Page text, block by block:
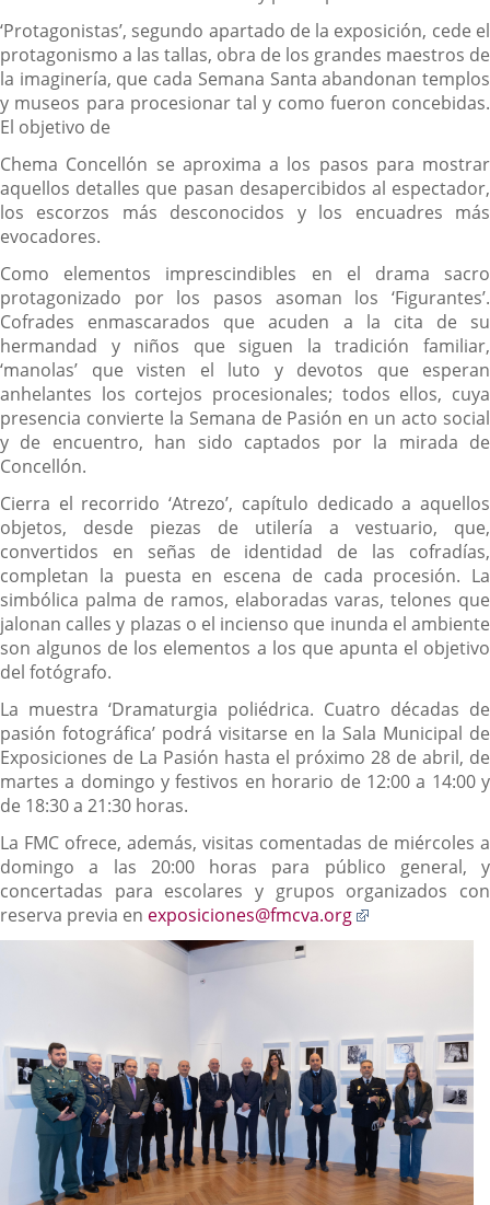
‘Protagonistas’, segundo apartado de la exposición, cede el
protagonismo a las tallas, obra de los grandes maestros de
la imaginería, que cada Semana Santa abandonan templos
y museos para procesionar tal y como fueron concebidas.
El objetivo de
Chema Concellón se aproxima a los pasos para mostrar
aquellos detalles que pasan desapercibidos al espectador,
los escorzos más desconocidos y los encuadres más
evocadores.
Como elementos imprescindibles en el drama sacro
protagonizado por los pasos asoman los ‘Figurantes’.
Cofrades enmascarados que acuden a la cita de su
hermandad y niños que siguen la tradición familiar,
‘manolas’ que visten el luto y devotos que esperan
anhelantes los cortejos procesionales; todos ellos, cuya
presencia convierte la Semana de Pasión en un acto social
y de encuentro, han sido captados por la mirada de
Concellón.
Cierra el recorrido ‘Atrezo’, capítulo dedicado a aquellos
objetos, desde piezas de utilería a vestuario, que,
convertidos en señas de identidad de las cofradías,
completan la puesta en escena de cada procesión. La
simbólica palma de ramos, elaboradas varas, telones que
jalonan calles y plazas o el incienso que inunda el ambiente
son algunos de los elementos a los que apunta el objetivo
del fotógrafo.
La muestra ‘Dramaturgia poliédrica. Cuatro décadas de
pasión fotográfica’ podrá visitarse en la Sala Municipal de
Exposiciones de La Pasión hasta el próximo 28 de abril, de
martes a domingo y festivos en horario de 12:00 a 14:00 y
de 18:30 a 21:30 horas.
La FMC ofrece, además, visitas comentadas de miércoles a
domingo a las 20:00 horas para público general, y
concertadas para escolares y grupos organizados con
reserva previa en exposiciones@fmcva.org
a